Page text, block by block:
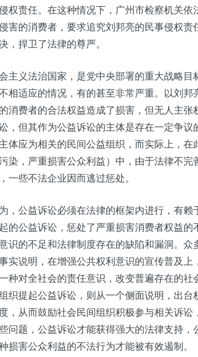
权责任。在这种情况下，广州市检察机关依
害的消费者，要求追究刘邦亮的民事侵权责
，捍卫了法律的尊严。
主义法治国家，是党中央部署的重大战略目
相适应的情况，有的甚至非常严重。以刘邦
消费者的合法权益造成了损害，但无人主张
，但其作为公益诉讼的主体是存在一定争议
体应为相关的民间公益组织，而实际上，在
染，严重损害公众利益）中，由于法律不完
一些不法企业因而逃过惩处。
，公益诉讼必须在法律的框架内进行，有赖
的公益诉讼，惩处了严重损害消费者权益的
识的不足和法律制度存在的缺陷和漏洞。众
实说明，在增强公共权利意识的宣传普及上
种对全社会的责任意识，改变普遍存在的社
织提起公益诉讼，则从一个侧面说明，出台
，从而鼓励社会民间组织积极参与相关诉讼
问题，公益诉讼才能获得强大的法律支持，
损害公众利益的不法行为才能被有效遏制。